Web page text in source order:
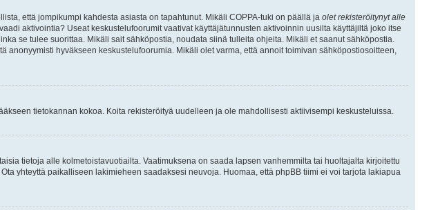
että jompikumpi kahdesta asiasta on tapahtunut. Mikäli COPPA-tuki on päällä ja olet rekisteröitynyt alle
aktivointia? Useat keskustelufoorumit vaativat käyttäjätunnusten aktivoinnin uusilta käyttäjiltä joko itse
se tulee suorittaa. Mikäli sait sähköpostia, noudata siinä tulleita ohjeita. Mikäli et saanut sähköpostia.
anonyymisti hyväkseen keskustelufoorumia. Mikäli olet varma, että annoit toimivan sähköpostiosoitteen,
tietokannan kokoa. Koita rekisteröityä uudelleen ja ole mahdollisesti aktiivisempi keskusteluissa.
tietoja alle kolmetoistavuotiailta. Vaatimuksena on saada lapsen vanhemmilta tai huoltajalta kirjoitettu
yhteyttä paikalliseen lakimieheen saadaksesi neuvoja. Huomaa, että phpBB tiimi ei voi tarjota lakiapua